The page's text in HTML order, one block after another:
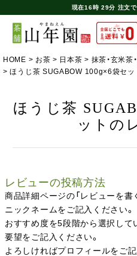
現在16時 29分 注文で
HOME お茶 日本茶 抹茶・玄米茶
ほうじ茶 SUGABOW 100g×6袋セッ
ほうじ茶
ットの
レビューの投稿方法
商品詳細ページの「レビューを書
ニックネームをご記入ください。
おすすめ度を5段階から選択して
要望をご記入ください。
よろしければプロフィールをご記